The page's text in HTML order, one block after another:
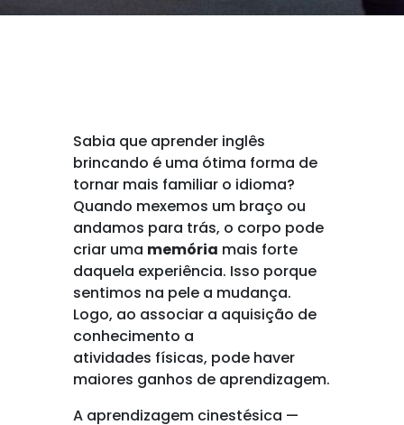
Sabia que aprender inglês
brincando é uma ótima forma de
tornar mais familiar o idioma?
Quando mexemos um braço ou
andamos para trás, o corpo pode
criar uma memória mais forte
daquela experiência. Isso porque
sentimos na pele a mudança.
Logo, ao associar a aquisição de
conhecimento a
atividades físicas, pode haver
maiores ganhos de aprendizagem.
A aprendizagem cinestésica —